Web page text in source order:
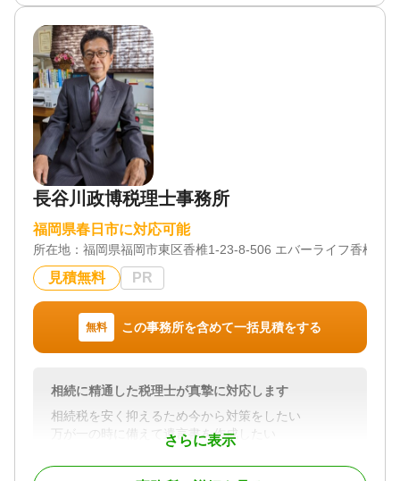
対応地域
福岡県 佐賀県
対応業務
遺言書 / 遺産分割 / 相続財産調査 / 相続税申告 / 相続
登記 / 相続放棄 / 相続手続き / 銀行手続き / 戸籍収集
/ 相続人調査 / 生前贈与（不動産名義変更）
対応体制
訪問可 / 初回相談無料
長谷川政博税理士事務所
福岡県春日市に対応可能
所在地： 福岡県福岡市東区香椎1-23-8-506 エバーライフ香椎
見積無料 PR
無料 この事務所を含めて一括見積をする
さらに表示
相続に精通した税理士が真摯に対応します
相続税を安く抑えるため今から対策をしたい
万が一の時に備えて遺言書を作成したい
相続税がとの程度かかるのか自分ではわからない
相続に詳しい税理士を探している